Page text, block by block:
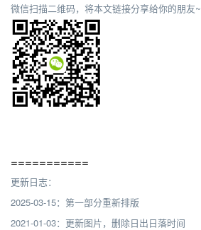
微信扫描二维码，将本文链接分享给你的朋友~
===========
更新日志：
2025-03-15：第一部分重新排版
2021-01-03：更新图片，删除日出日落时间